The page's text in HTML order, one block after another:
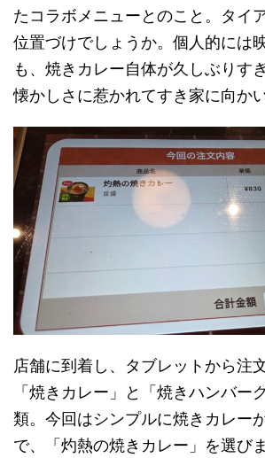
たコラボメニューとのこと。タイ
位置づけでしょうか。個人的には
も、焼きカレー自体が久しぶりす
懐かしさに惹かれてすき家に向か
店舗に到着し、タブレットから注
「焼きカレー」と「焼きハンバー
類。今回はシンプルに焼きカレー
で、「灼熱の焼きカレー」を選び